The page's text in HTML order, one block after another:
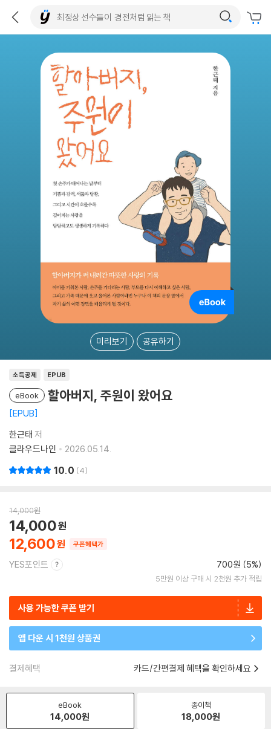
미리보기 공유하기
소득공제 EPUB
eBook 할아버지, 주원이 왔어요
EPUB
한근태 저
클라우드나인
2026.05.14.
10.0 4
14,000원
12,600
14,000
쿠폰혜택가
YES포인트 700원 (5%)
5만원 이상 구매 시 2천원 추가 적립
사용 가능한 쿠폰 받기
앱 다운 시 1천원 상품권
결제혜택 카드/간편결제 혜택을 확인하세요
eBook
14,000원
종이책
18,000원